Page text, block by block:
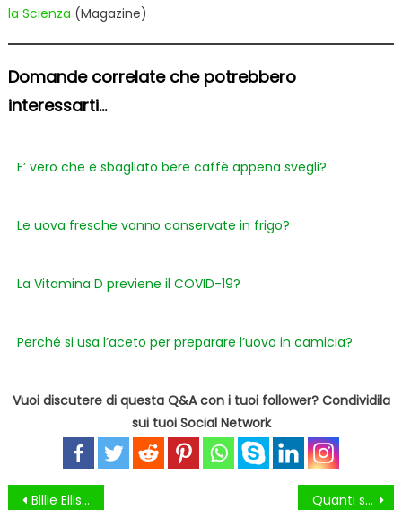
la Scienza (Magazine)
Domande correlate che potrebbero
interessarti...
E’ vero che è sbagliato bere caffè appena svegli?
Le uova fresche vanno conservate in frigo?
La Vitamina D previene il COVID-19?
Perché si usa l’aceto per preparare l’uovo in camicia?
Vuoi discutere di questa Q&A con i tuoi follower? Condividila
sui tuoi Social Network
Navigazione
Billie Eilish è lesbica? Quanti sensi abbiamo?